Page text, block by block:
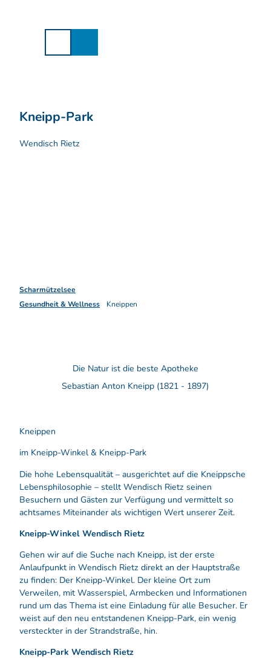
Kneipp-Park
Wendisch Rietz
Scharmützelsee
Gesundheit & Wellness
Kneippen
Die Natur ist die beste Apotheke
Sebastian Anton Kneipp (1821 - 1897)
Kneippen
im Kneipp-Winkel & Kneipp-Park
Die hohe Lebensqualität – ausgerichtet auf die Kneippsche
Lebensphilosophie – stellt Wendisch Rietz seinen
Besuchern und Gästen zur Verfügung und vermittelt so
achtsames Miteinander als wichtigen Wert unserer Zeit.
Kneipp-Winkel Wendisch Rietz
Gehen wir auf die Suche nach Kneipp, ist der erste
Anlaufpunkt in Wendisch Rietz direkt an der Hauptstraße
zu finden: Der Kneipp-Winkel. Der kleine Ort zum
Verweilen, mit Wasserspiel, Armbecken und Informationen
rund um das Thema ist eine Einladung für alle Besucher. Er
weist auf den neu entstandenen Kneipp-Park, ein wenig
versteckter in der Strandstraße, hin.
Kneipp-Park Wendisch Rietz